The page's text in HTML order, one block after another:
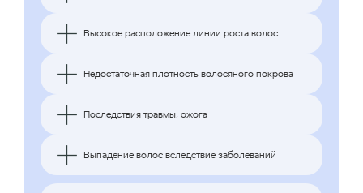
Высокое расположение линии роста волос
Недостаточная плотность волосяного покрова
Последствия травмы, ожога
Выпадение волос вследствие заболеваний